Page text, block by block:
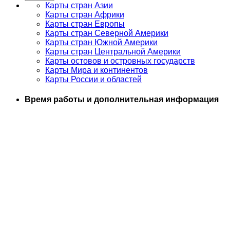
Карты стран Азии
Карты стран Африки
Карты стран Европы
Карты стран Северной Америки
Карты стран Южной Америки
Карты стран Центральной Америки
Карты остовов и островных государств
Карты Мира и континентов
Карты России и областей
Время работы и дополнительная информация